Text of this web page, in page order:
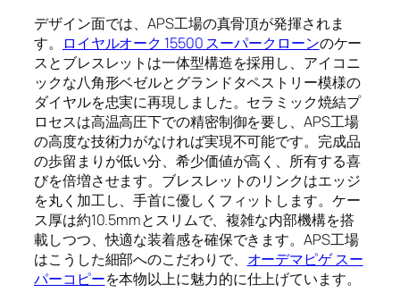
デザイン面では、APS工場の真骨頂が発揮されま
す。
ロイヤルオーク 15500 スーパークローンのケー
スとブレスレットは一体型構造を採用し、アイコニ
ックな八角形ベゼルとグランドタペストリー模様の
ダイヤルを忠実に再現しました。セラミック焼結プ
ロセスは高温高圧下での精密制御を要し、APS工場
の高度な技術力がなければ実現不可能です。完成品
の歩留まりが低い分、希少価値が高く、所有する喜
びを倍増させます。ブレスレットのリンクはエッジ
を丸く加工し、手首に優しくフィットします。ケー
ス厚は約10.5mmとスリムで、複雑な内部機構を搭
載しつつ、快適な装着感を確保できます。APS工場
はこうした細部へのこだわりで、 オーデマピゲ スー
パーコピーを本物以上に魅力的に仕上げています。